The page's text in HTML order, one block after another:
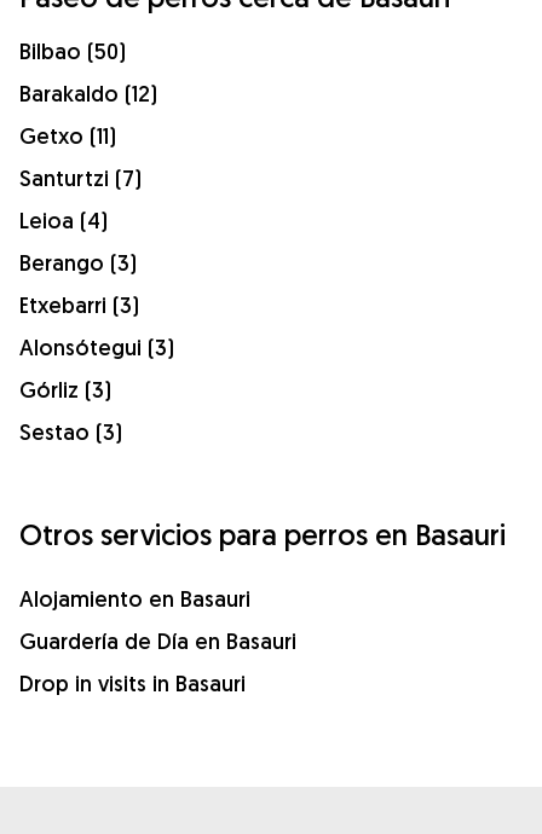
Bilbao (50)
Barakaldo (12)
Getxo (11)
Santurtzi (7)
Leioa (4)
Berango (3)
Etxebarri (3)
Alonsótegui (3)
Górliz (3)
Sestao (3)
Otros servicios para perros en Basauri
Alojamiento en Basauri
Guardería de Día en Basauri
Drop in visits in Basauri